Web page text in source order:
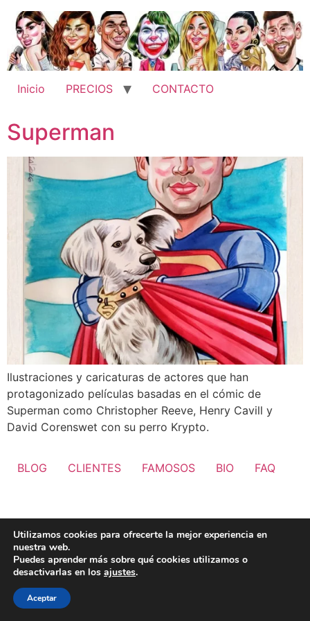
contenido
Inicio PRECIOS CONTACTO
Superman
Ilustraciones y caricaturas de actores que han
protagonizado películas basadas en el cómic de
Superman como Christopher Reeve, Henry Cavill y
David Corenswet con su perro Krypto.
BLOG CLIENTES FAMOSOS BIO FAQ
Utilizamos cookies para ofrecerte la mejor experiencia en
nuestra web.
Puedes aprender más sobre qué cookies utilizamos o
desactivarlas en los ajustes.
Aceptar